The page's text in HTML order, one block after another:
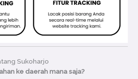
Sukoharjo
ke daerah mana saja?